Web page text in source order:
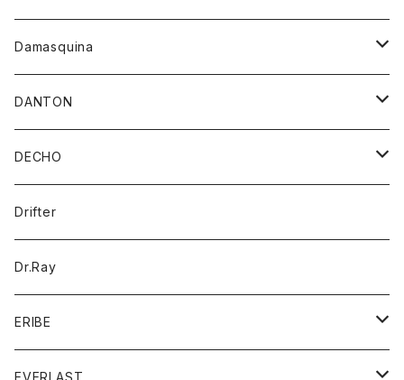
バンダナ
トレーナー
パーカー
Tシャツ
パーカー
ワンピース
ブラウス
キャップ
Damasquina
ウォレット
カードケース
バッグ
DANTON
アウター
コート
ジャケット
アクセサリー
バッグ
キッズ
シャツ
Tシャツ
グッズ
帽子
トップス
DECHO
帽子
Drifter
Dr.Ray
ERIBE
ニット
EVERLAST